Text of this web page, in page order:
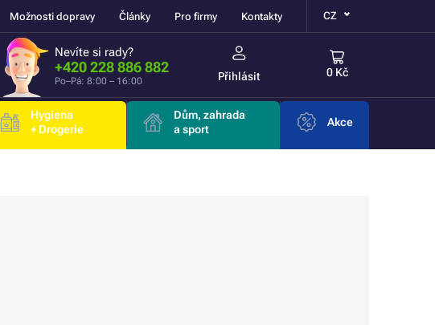
Možnosti dopravy Články Pro firmy Kontakty CZ
Nevíte si rady?
+420 228 886 882
Po–Pá: 8:00 – 16:00 Přihlásit 0 Kč
Hygiena
+ Drogerie
Dům, zahrada
a sport
Akce